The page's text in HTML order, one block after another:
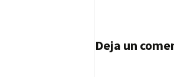
Deja un